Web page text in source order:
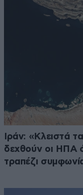
Ιράν: «Κλειστά
δεχθούν οι ΗΠΑ
τραπέζι